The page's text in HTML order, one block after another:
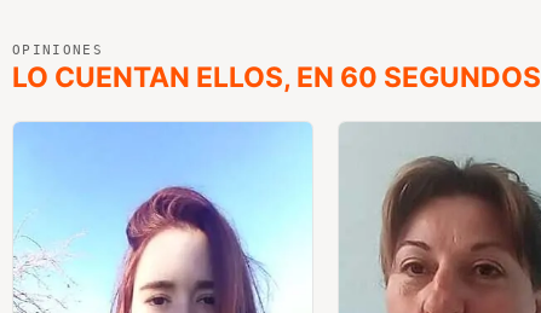
OPINIONES
LO CUENTAN ELLOS, EN 60 SEGUNDOS